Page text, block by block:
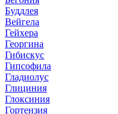
Буддлея
Вейгела
Гейхера
Георгина
Гибискус
Гипсофила
Гладиолус
Глициния
Глоксиния
Гортензия